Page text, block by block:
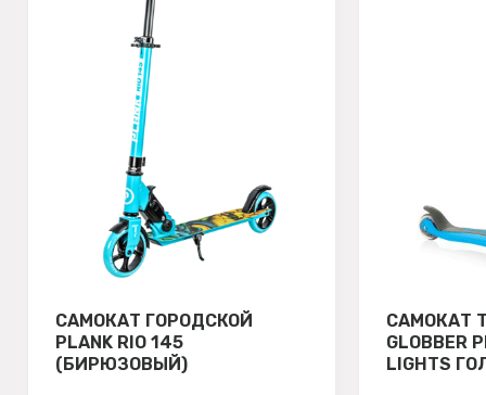
САМОКАТ ГОРОДСКОЙ
PLANK RIO 145
(БИРЮЗОВЫЙ)
САМОКАТ
GLOBBER
LIGHTS